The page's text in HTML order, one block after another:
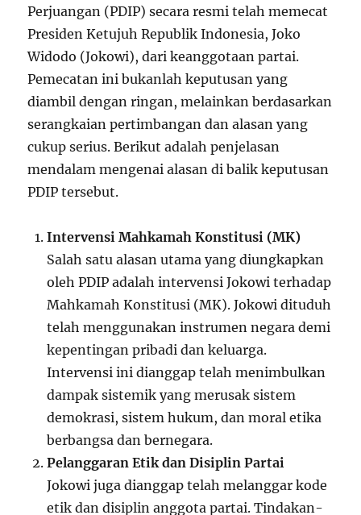
Perjuangan (PDIP) secara resmi telah memecat
Presiden Ketujuh Republik Indonesia, Joko
Widodo (Jokowi), dari keanggotaan partai.
Pemecatan ini bukanlah keputusan yang
diambil dengan ringan, melainkan berdasarkan
serangkaian pertimbangan dan alasan yang
cukup serius. Berikut adalah penjelasan
mendalam mengenai alasan di balik keputusan
PDIP tersebut.
Intervensi Mahkamah Konstitusi (MK)
Salah satu alasan utama yang diungkapkan
oleh PDIP adalah intervensi Jokowi terhadap
Mahkamah Konstitusi (MK). Jokowi dituduh
telah menggunakan instrumen negara demi
kepentingan pribadi dan keluarga.
Intervensi ini dianggap telah menimbulkan
dampak sistemik yang merusak sistem
demokrasi, sistem hukum, dan moral etika
berbangsa dan bernegara.
Pelanggaran Etik dan Disiplin Partai
Jokowi juga dianggap telah melanggar kode
etik dan disiplin anggota partai. Tindakan-